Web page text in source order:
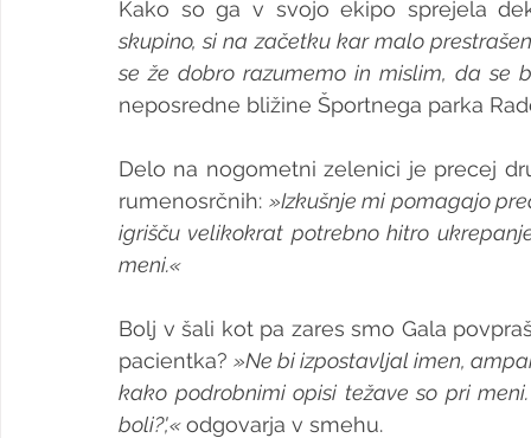
Kako so ga v svojo ekipo sprejela
skupino, si na začetku kar malo
se že dobro razumemo in mislim, da se
neposredne bližine Športnega parka
Delo na nogometni zelenici je precej
rumenosrčnih: »Izkušnje mi pomagajo
igrišču velikokrat potrebno hitro
meni.«
Bolj v šali kot pa zares smo Gala
pacientka? »Ne bi izpostavljal imen,
kako podrobnimi opisi težave so pri
boli?',« odgovarja v smehu.